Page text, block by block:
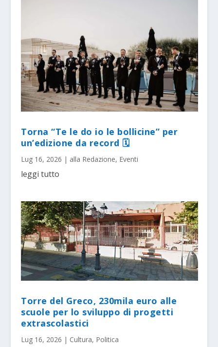
Torna “Te le do io le bollicine” per
un’edizione da record 🗓
Lug 16, 2026 | alla Redazione, Eventi
leggi tutto
Torre del Greco, 230mila euro alle
scuole per lo sviluppo di progetti
extrascolastici
Lug 16, 2026 | Cultura, Politica